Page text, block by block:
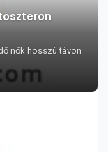
nők hosszú távon